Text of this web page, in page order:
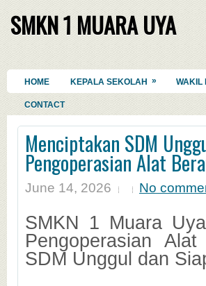
SMKN 1 MUARA UYA
HOME KEPALA SEKOLAH » WAKIL
CONTACT
Menciptakan SDM
Pengoperasian Alat
June 14, 2026 No
SMKN 1 Muara
Pengoperasian
SDM Unggul dan